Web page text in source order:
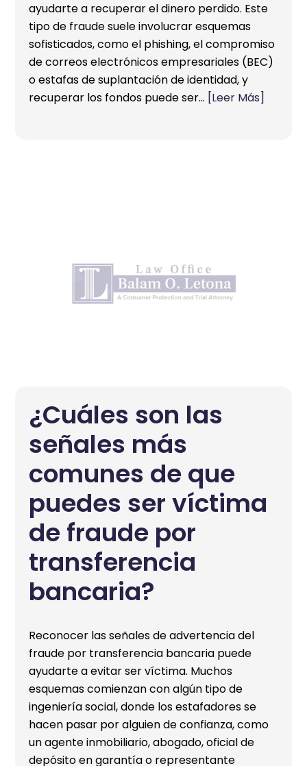
ayudarte a recuperar el dinero perdido. Este
tipo de fraude suele involucrar esquemas
sofisticados, como el phishing, el compromiso
de correos electrónicos empresariales (BEC)
o estafas de suplantación de identidad, y
recuperar los fondos puede ser… [Leer Más]
¿Cuáles son las
señales más
comunes de que
puedes ser víctima
de fraude por
transferencia
bancaria?
Reconocer las señales de advertencia del
fraude por transferencia bancaria puede
ayudarte a evitar ser víctima. Muchos
esquemas comienzan con algún tipo de
ingeniería social, donde los estafadores se
hacen pasar por alguien de confianza, como
un agente inmobiliario, abogado, oficial de
depósito en garantía o representante